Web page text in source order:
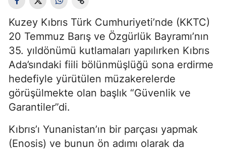
Kuzey Kıbrıs Türk Cumhuriyeti’nde (KKTC)
20 Temmuz Barış ve Özgürlük Bayramı’nın
35. yıldönümü kutlamaları yapılırken Kıbrıs
Ada’sındaki fiili bölünmüşlüğü sona erdirme
hedefiyle yürütülen müzakerelerde
görüşülmekte olan başlık “Güvenlik ve
Garantiler”di.
Kıbrıs’ı Yunanistan’ın bir parçası yapmak
(Enosis) ve bunun ön adımı olarak da